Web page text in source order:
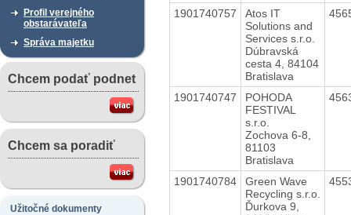
Profil verejného
obstarávateľa
Správa majetku
Chcem podať podnet
Chcem sa poradiť
Užitočné dokumenty
1901740757
Atos IT
Solutions and
Services s.r.o.
Dúbravská
cesta 4, 84104
Bratislava
1901740747
POHODA
FESTIVAL
s.r.o.
Zochova 6-8,
81103
Bratislava
1901740784
Green Wave
Recycling s.r.o.
Ďurkova 9,